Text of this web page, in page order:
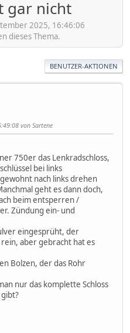
gar nicht
2025, 16:46:06
dieses Thema.
BENUTZER-AKTIONEN
von Sartene
750er das Lenkradschloss,
bei links
nach links drehen
geht es dann doch,
beim entsperren /
Zündung ein- und
eingesprüht, der
aber gebracht hat es
Bolzen, der das Rohr
nur das komplette Schloss